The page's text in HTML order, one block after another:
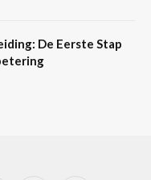
De Eerste Stap